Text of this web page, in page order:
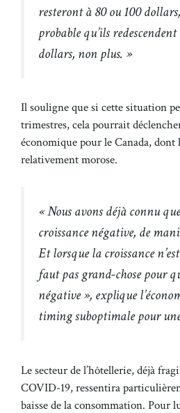
resteront à 80 ou 100
probable qu’ils
dollars, non plus. »
Il souligne que si cette situation
trimestres, cela pourrait
économique pour le Canada, dont
relativement morose.
« Nous avons déjà connu
croissance négative, de
Et lorsque la croissance
faut pas grand-chose pour
négative », explique
timing suboptimale pour
Le secteur de l’hôtellerie, déjà
COVID-19, ressentira
baisse de la consommation. Pour